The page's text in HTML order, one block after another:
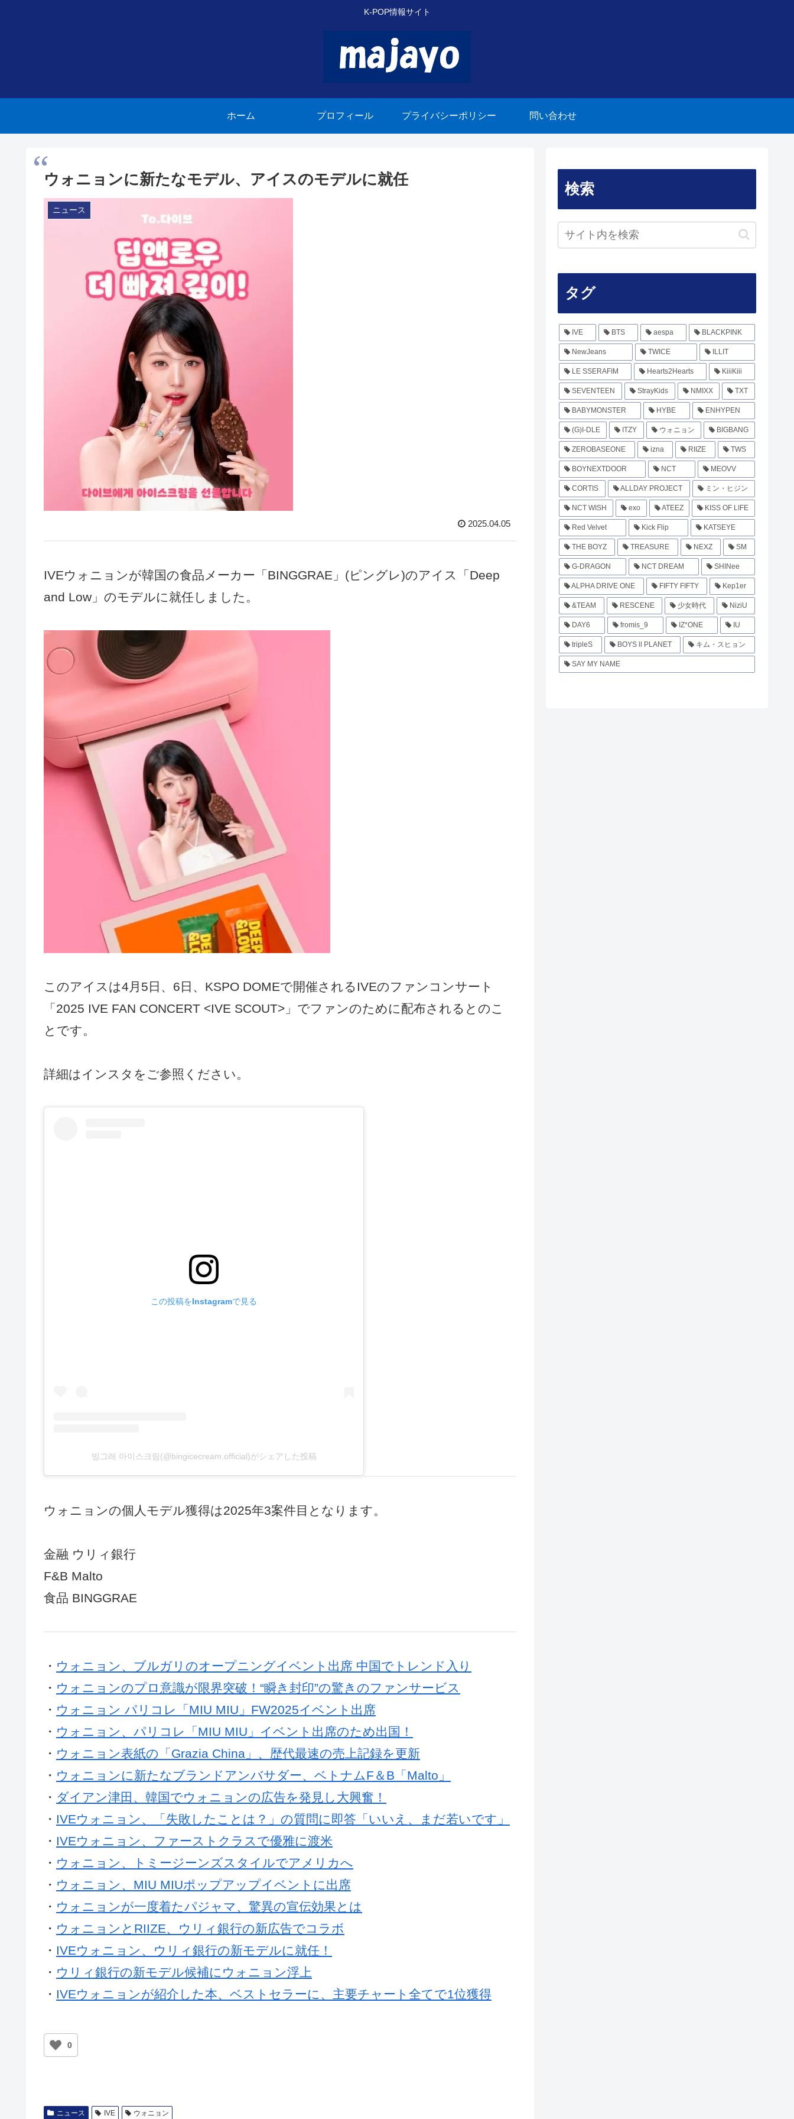
K-POP情報サイト
ホーム プロフィール プライバシーポリシー 問い合わせ
ウォニョンに新たなモデル、アイスのモデルに就任
ニュース
2025.04.05
IVEウォニョンが韓国の食品メーカー「BINGGRAE」(ピングレ)のアイス「Deep
and Low」のモデルに就任しました。
このアイスは4月5日、6日、KSPO DOMEで開催されるIVEのファンコンサート
「2025 IVE FAN CONCERT <IVE SCOUT>」でファンのために配布されるとのこ
とです。
詳細はインスタをご参照ください。
この投稿をInstagramで見る
빙그레 아이스크림(@bingicecream.official)がシェアした投稿
ウォニョンの個人モデル獲得は2025年3案件目となります。
金融 ウリィ銀行
F&B Malto
食品 BINGGRAE
・ ウォニョン、ブルガリのオープニングイベント出席 中国でトレンド入り
・ ウォニョンのプロ意識が限界突破！“瞬き封印”の驚きのファンサービス
・ ウォニョン パリコレ「MIU MIU」FW2025イベント出席
・ ウォニョン、パリコレ「MIU MIU」イベント出席のため出国！
・ ウォニョン表紙の「Grazia China」、歴代最速の売上記録を更新
・ ウォニョンに新たなブランドアンバサダー、ベトナムF＆B「Malto」
・ ダイアン津田、韓国でウォニョンの広告を発見し大興奮！
・ IVEウォニョン、「失敗したことは？」の質問に即答「いいえ、まだ若いです」
・ IVEウォニョン、ファーストクラスで優雅に渡米
・ ウォニョン、トミージーンズスタイルでアメリカへ
・ ウォニョン、MIU MIUポップアップイベントに出席
・ ウォニョンが一度着たパジャマ、驚異の宣伝効果とは
・ ウォニョンとRIIZE、ウリィ銀行の新広告でコラボ
・ IVEウォニョン、ウリィ銀行の新モデルに就任！
・ ウリィ銀行の新モデル候補にウォニョン浮上
・ IVEウォニョンが紹介した本、ベストセラーに、主要チャート全てで1位獲得
0
ニュース IVE ウォニョン
検索
タグ
IVE BTS aespa BLACKPINK
NewJeans TWICE ILLIT
LE SSERAFIM Hearts2Hearts KiiiKiii
SEVENTEEN StrayKids NMIXX TXT
BABYMONSTER HYBE ENHYPEN
(G)I-DLE ITZY ウォニョン BIGBANG
ZEROBASEONE izna RIIZE TWS
BOYNEXTDOOR NCT MEOVV
CORTIS ALLDAY PROJECT ミン・ヒジン
NCT WISH exo ATEEZ KISS OF LIFE
Red Velvet Kick Flip KATSEYE
THE BOYZ TREASURE NEXZ SM
G-DRAGON NCT DREAM SHINee
ALPHA DRIVE ONE FIFTY FIFTY Kep1er
&TEAM RESCENE 少女時代 NiziU
DAY6 fromis_9 IZ*ONE IU
tripleS BOYS ll PLANET キム・スヒョン
SAY MY NAME